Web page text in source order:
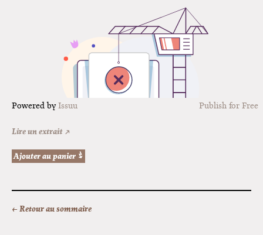
Powered byIssuu Publish for Free
Lire un extrait ↗
← Retour au sommaire